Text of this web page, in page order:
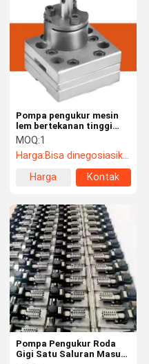
Tentang Kita
Wisata
Pabrik
Pompa pengukur mesin
lem bertekanan tinggi
(Inlet ≤20MPa, Outlet
≤40MPa) untuk dosing
cairan industri
MOQ:1
Harga:Bisa dinegosiasikan
Harga
Kontak
Pompa Pengukur Roda
Gigi Satu Saluran Masuk